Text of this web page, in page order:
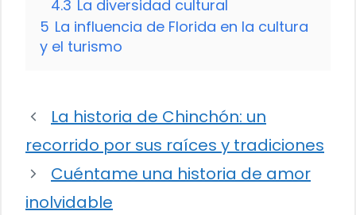
4.3 La diversidad cultural
5 La influencia de Florida en la cultura
y el turismo
La historia de Chinchón: un
recorrido por sus raíces y tradiciones
Cuéntame una historia de amor
inolvidable